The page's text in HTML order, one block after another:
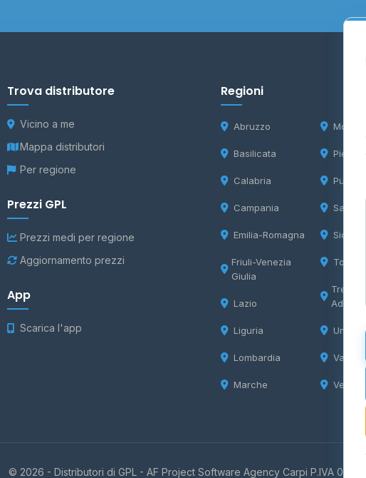
Trova distributore
Vicino a me
Mappa distributori
Per regione
Prezzi GPL
Prezzi medi per regione
Aggiornamento prezzi
App
Scarica l'app
Regioni
Abruzzo
Basilicata
Calabria
Campania
Emilia-Romagna
Friuli-Venezia
Giulia
Lazio
Liguria
Lombardia
Marche
Molise
Puglia
Sicilia
Toscana
Adige
Umbria
Valle
Veneto
© 2026 - Distributori di GPL - AF Project Software Agency Carpi P.IVA